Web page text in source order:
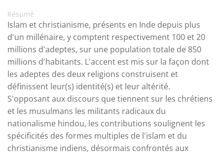
Résumé
Islam et christianisme, présents en Inde depuis plus
d'un millénaire, y comptent respectivement 100 et 20
millions d'adeptes, sur une population totale de 850
millions d'habitants. L'accent est mis sur la façon dont
les adeptes des deux religions construisent et
définissent leur(s) identité(s) et leur altérité.
S'opposant aux discours que tiennent sur les chrétiens
et les musulmans les militants radicaux du
nationalisme hindou, les contributions soulignent les
spécificités des formes multiples de l'islam et du
christianisme indiens, désormais confrontés aux